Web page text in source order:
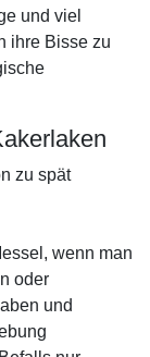
und viel
ihre Bisse zu
zu spät
wenn man
oder
und